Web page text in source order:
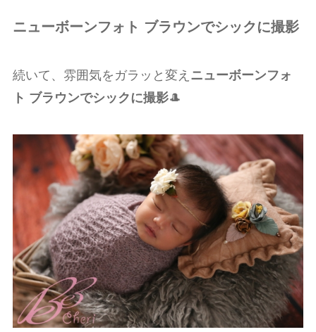
ニューボーンフォト ブラウンでシックに撮影
続いて、雰囲気をガラッと変え ニューボーンフォ
ト ブラウンでシックに撮影🎩